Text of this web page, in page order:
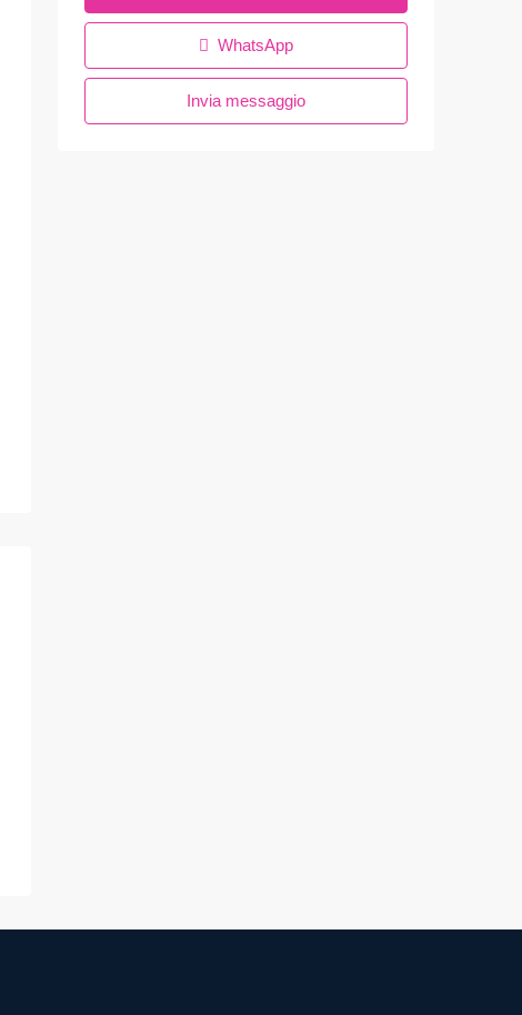
WhatsApp
Invia messaggio